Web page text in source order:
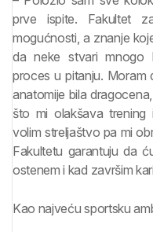
prve ispite. Fakultet
mogućnosti, a znanje
da neke stvari mnogo
proces u pitanju. Moram
anatomije bila
što mi olakšava trening
volim streljaštvo pa mi
Fakultetu garantuju da
ostenem i kad završim
Kao najveću sportsku